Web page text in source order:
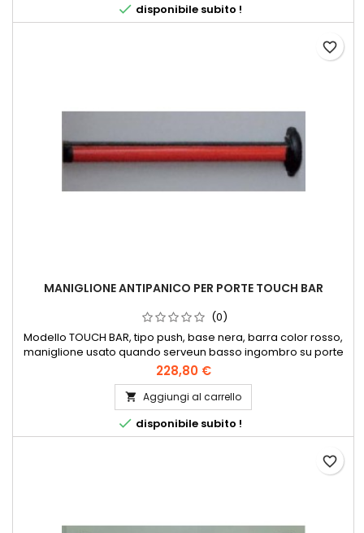
 disponibile subito !
MANIGLIONE ANTIPANICO PER PORTE TOUCH BAR
(0)
Modello TOUCH BAR, tipo push, base nera, barra color rosso,
maniglione usato quando serveun basso ingombro su porte
che si aprono a 90°.Marcato CE 0425 prod. CISA.
228,80 €
 Aggiungi al carrello
 disponibile subito !
favorite_border
favorite_border